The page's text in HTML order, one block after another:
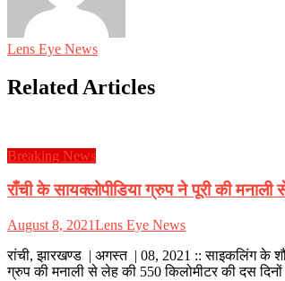
Lens Eye News
Related Articles
Breaking News
राँची के सायक्लोपीडिया ग्रुप ने पूरी की
August 8, 2021Lens Eye News
रांची, झारखण्ड | अगस्त | 08, 2021 :: साइकलिंग के
ग्रुप की मनाली से लेह की 550 किलोमीटर की दस